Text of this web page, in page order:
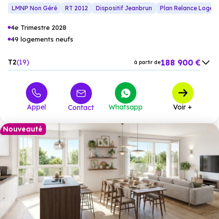
LMNP Non Géré RT 2012 Dispositif Jeanbrun Plan Relance
4e Trimestre 2028
49 logements neufs
T2 19 à partir de188 900 €
10 à partir de 332 300 €
Appel Contact Whatsapp Voir +
Nouveauté